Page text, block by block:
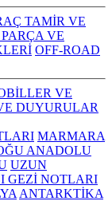
TAMİR VE
VE
OFF-ROAD
VE
DUYURULAR
MARMARA
ANADOLU
UZUN
GEZİ NOTLARI
ANTARKTİKA